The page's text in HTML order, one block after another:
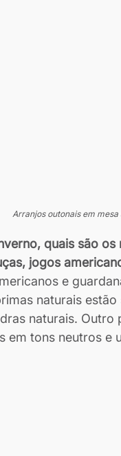
Arranjos outonais em
quais são
jogos
e
naturais
naturais.
em tons neutros e